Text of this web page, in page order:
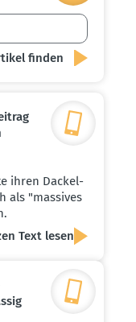
ihren Dackel-
als "massives
Text lesen